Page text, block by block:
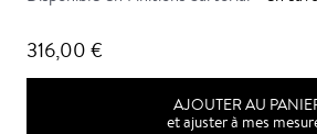
316,00 €
AJOUTER AU
et ajuster à mes